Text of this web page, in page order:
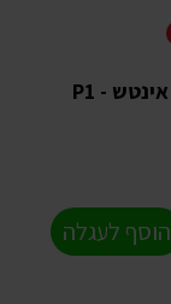
סאב וופר 8 אינטש 8 אינטש P1 -
הוסף לעגלה